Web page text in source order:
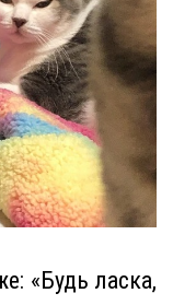
«Будь ласка,